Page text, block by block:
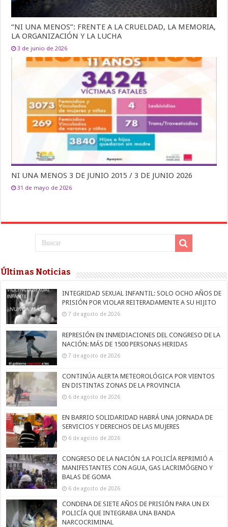
“NI UNA MENOS”: FRENTE A LA CRUELDAD, LA MEMORIA,
LA ORGANIZACIÓN Y LA LUCHA
3 de junio de 2026
NI UNA MENOS 3 DE JUNIO 2015 / 3 DE JUNIO 2026
31 de mayo de 2026
Últimas Noticias
INTEGRIDAD SEXUAL INFANTIL: SOLO OCHO AÑOS DE
PRISIÓN POR VIOLAR REITERADAMENTE A SU HIJITO
7 de agosto de 2026
REPRESIÓN EN INMEDIACIONES DEL CONGRESO DE LA
NACIÓN: MÁS DE 1500 PERSONAS HERIDAS
7 de agosto de 2026
CONTINÚA ALERTA METEOROLÓGICA POR VIENTOS
EN DISTINTAS ZONAS DE LA PROVINCIA
6 de agosto de 2026
EN BARRIO SOLIDARIDAD HABRÁ UNA JORNADA DE
SERVICIOS Y DERECHOS DE LAS MUJERES
6 de agosto de 2026
CONGRESO DE LA NACIÓN :LA POLICÍA REPRIMIÓ A
MANIFESTANTES CON AGUA, GAS LACRIMÓGENO Y
BALAS DE GOMA
6 de agosto de 2026
CONDENA DE SIETE AÑOS DE PRISIÓN PARA UN EX
POLICÍA QUE INTEGRABA UNA BANDA
NARCOCRIMINAL